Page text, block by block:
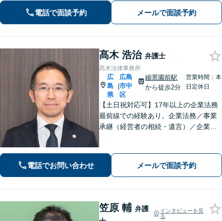
出すのが得意です。逆に私からは、法
律用語を多用しない分かり易い説明を
心がけています。女学院前電停から徒
歩１分。
電話で面談予約 メールで面談予約
髙木 浩治 弁護士
髙木法律事務所
広
島
県
|
広島
市中
区
縮景園前駅
から徒歩2分
営業時間：本
日定休日
【土日祝対応可】17年以上の企業法務
最前線での経験あり。企業法務／事業
承継（経営者の相続・遺言）／企業の
験を活かした的確な対応で、企業の発
展と経営をサポート。顧問契約もお任
電話でお問い合わせ メールで面談予約
笠原 輔 弁護
インタビューを見
る